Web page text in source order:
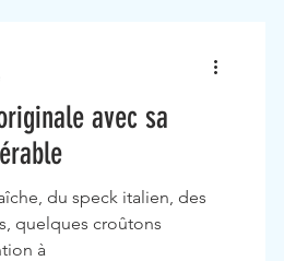
avec sa
du speck italien, des
quelques croûtons
à